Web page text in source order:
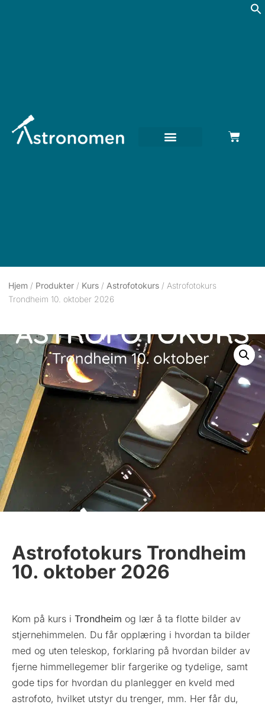
Hjem / Produkter / Kurs / Astrofotokurs / Astrofotokurs
Trondheim 10. oktober 2026
Astrofotokurs Trondheim
10. oktober 2026
Kom på kurs i Trondheim og lær å ta flotte bilder av
stjernehimmelen. Du får opplæring i hvordan ta bilder
med og uten teleskop, forklaring på hvordan bilder av
fjerne himmellegemer blir fargerike og tydelige, samt
gode tips for hvordan du planlegger en kveld med
astrofoto, hvilket utstyr du trenger, mm. Her får du,